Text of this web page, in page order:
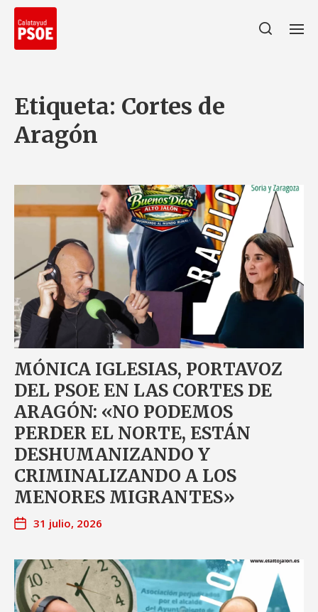
Etiqueta: Cortes de
Aragón
MÓNICA IGLESIAS, PORTAVOZ
DEL PSOE EN LAS CORTES DE
ARAGÓN: «NO PODEMOS
PERDER EL NORTE, ESTÁN
DESHUMANIZANDO Y
CRIMINALIZANDO A LOS
MENORES MIGRANTES»
31 julio, 2026